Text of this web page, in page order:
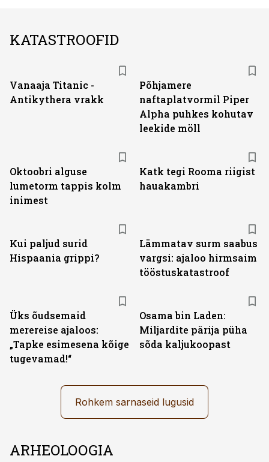
KATASTROOFID
Vanaaja Titanic -
Antikythera vrakk
Põhjamere
naftaplatvormil Piper
Alpha puhkes kohutav
leekide möll
Oktoobri alguse
lumetorm tappis kolm
inimest
Katk tegi Rooma riigist
hauakambri
Kui paljud surid
Hispaania grippi?
Lämmatav surm saabus
vargsi: ajaloo hirmsaim
tööstuskatastroof
Üks õudsemaid
merereise ajaloos:
„Tapke esimesena kõige
tugevamad!“
Osama bin Laden:
Miljardite pärija püha
sõda kaljukoopast
Rohkem sarnaseid lugusid
ARHEOLOOGIA